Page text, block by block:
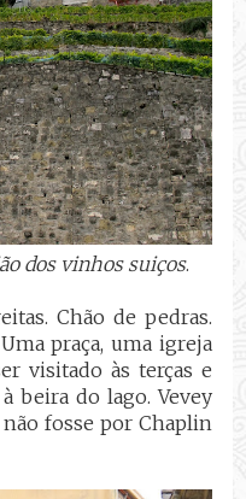
dos vinhos suiços.
Chão de pedras.
praça, uma igreja
visitado às terças e
beira do lago. Vevey
fosse por Chaplin